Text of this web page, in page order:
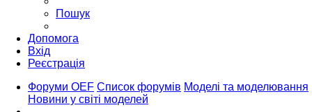
Пошук
Допомога
Вхід
Реєстрація
Форуми OEF Список форумів Моделі та моделювання
Новини у світі моделей